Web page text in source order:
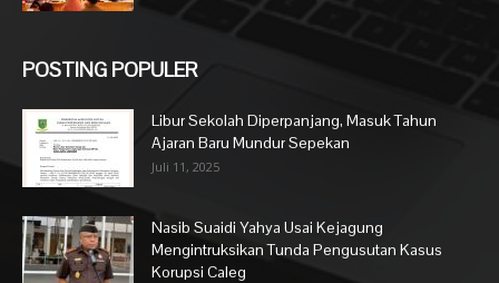
POSTING POPULER
Libur Sekolah Diperpanjang, Masuk Tahun
Ajaran Baru Mundur Sepekan
Juli 11, 2025
Nasib Suaidi Yahya Usai Kejagung
Mengintruksikan Tunda Pengusutan Kasus
Korupsi Caleg